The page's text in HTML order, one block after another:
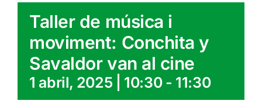
Taller de música i
moviment: Conchita y
Savaldor van al cine
1 abril, 2025 | 10:30- 11:30